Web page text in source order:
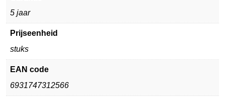
5 jaar
Prijseenheid
stuks
EAN code
6931747312566